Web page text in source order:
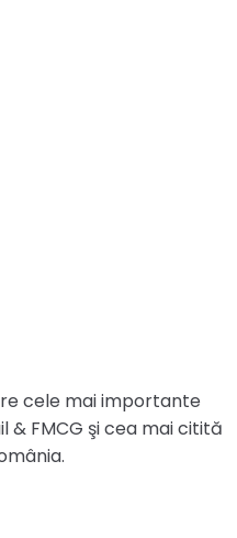
cele mai importante
& FMCG şi cea mai citită